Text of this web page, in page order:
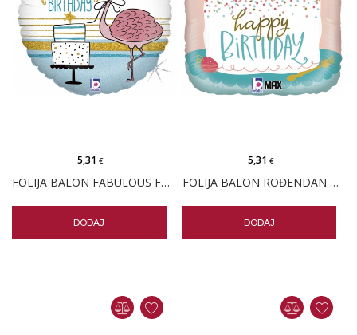
FOLIJA BALON FABULOUS FLAMINGO
5,31€
DODAJ
FOLIJA BALON ROĐENDAN KONFETI
5,31 €
DODAJ